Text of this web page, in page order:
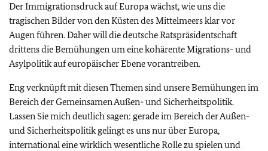
Der Immigrationsdruck auf Europa wächst, wie uns die
tragischen Bilder von den Küsten des Mittelmeers klar vor
Augen führen. Daher will die deutsche Ratspräsidentschaft
drittens die Bemühungen um eine kohärente Migrations- und
Asylpolitik auf europäischer Ebene vorantreiben.
Eng verknüpft mit diesen Themen sind unsere Bemühungen im
Bereich der Gemeinsamen Außen- und Sicherheitspolitik.
Lassen Sie mich deutlich sagen: gerade im Bereich der Außen-
und Sicherheitspolitik gelingt es uns nur über Europa,
international eine wirklich wesentliche Rolle zu spielen und